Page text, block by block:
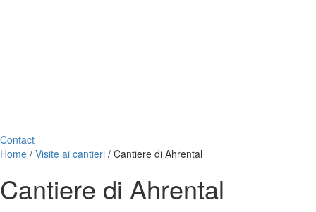
Contact
Home / Visite ai cantieri / Cantiere di Ahrental
Cantiere di Ahrental